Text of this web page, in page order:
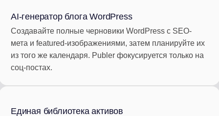
AI-генератор блога WordPress
Создавайте полные черновики WordPress с SEO-
мета и featured-изображениями, затем планируйте их
из того же календаря. Publer фокусируется только на
соц-постах.
Единая библиотека активов